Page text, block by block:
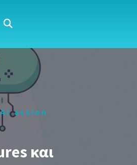
action
και